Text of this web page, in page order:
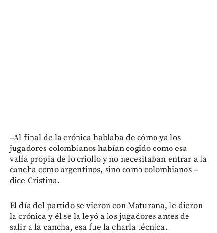
–Al final de la crónica hablaba de cómo ya los
jugadores colombianos habían cogido como esa
valía propia de lo criollo y no necesitaban entrar a la
cancha como argentinos, sino como colombianos –
dice Cristina.
El día del partido se vieron con Maturana, le dieron
la crónica y él se la leyó a los jugadores antes de
salir a la cancha, esa fue la charla técnica.